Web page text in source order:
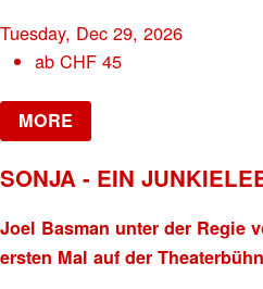
Tuesday, Dec 29, 2026
abCHF 45
MORE
SONJA - EIN
Joel Basman unter der Regie
ersten Mal auf der